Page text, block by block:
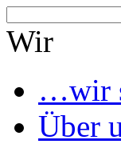
nach:
Wir
…wir
Über